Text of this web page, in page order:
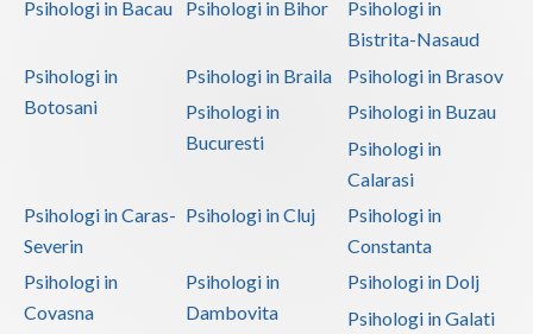
Psihoterapie suportiva (1)
Psihoterapie, asistenta si consultanta psihologica (2)
Psihoterapie- Interventie psihoterapeutica in b... (2)
Psihologi in Bacau
Psihologi in Bihor
Psihologi in
Bistrita-Nasaud
Psihologi in
Botosani
Psihologi in Braila
Psihologi in Brasov
Psihologi in
Bucuresti
Psihologi in Buzau
Psihologi in
Calarasi
Psihologi in Caras-
Severin
Psihologi in Cluj
Psihologi in
Constanta
Psihologi in
Covasna
Psihologi in
Dambovita
Psihologi in Dolj
Psihologi in Galati